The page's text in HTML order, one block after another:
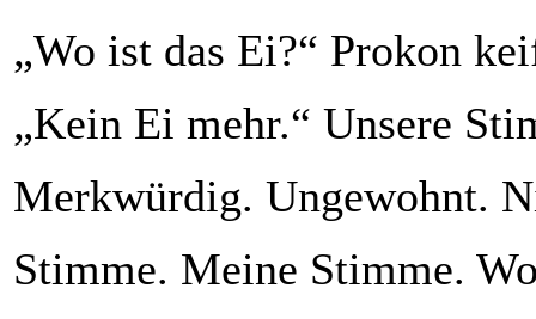
„Wo ist das Ei?“ Prokon
„Kein Ei mehr.“ Unsere
Merkwürdig. Ungewohnt.
Stimme. Meine Stimme.